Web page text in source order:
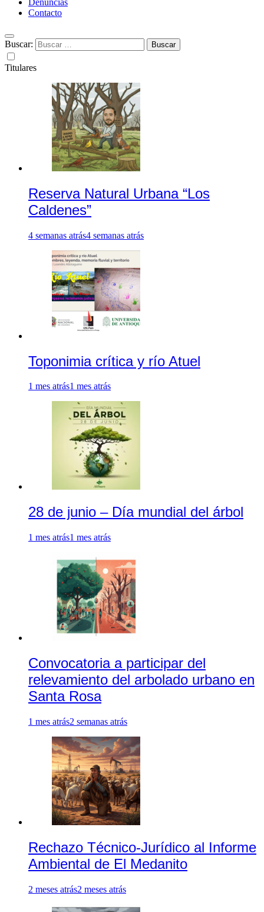
Contacto
Buscar:
Titulares
Reserva Natural Urbana “Los
Caldenes”
4 semanas atrás4 semanas atrás
Toponimia crítica y río Atuel
1 mes atrás1 mes atrás
28 de junio – Día mundial del árbol
1 mes atrás1 mes atrás
Convocatoria a participar del
relevamiento del arbolado urbano en
Santa Rosa
1 mes atrás2 semanas atrás
Rechazo Técnico-Jurídico al Informe
Ambiental de El Medanito
2 meses atrás2 meses atrás